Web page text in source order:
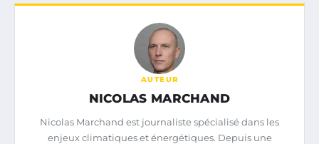
AUTEUR
NICOLAS MARCHAND
Nicolas Marchand est journaliste spécialisé dans les
enjeux climatiques et énergétiques. Depuis une